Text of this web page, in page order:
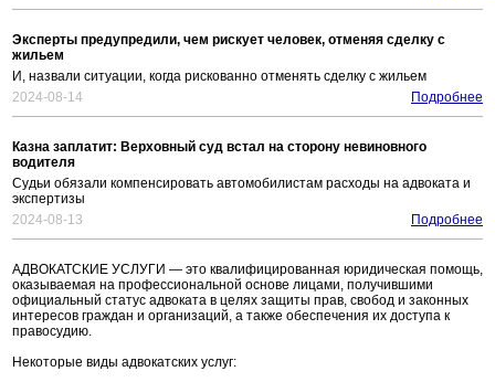
Эксперты предупредили, чем рискует человек, отменяя сделку с
жильем
И, назвали ситуации, когда рискованно отменять сделку с жильем
2024-08-14
Подробнее
Казна заплатит: Верховный суд встал на сторону невиновного
водителя
Судьи обязали компенсировать автомобилистам расходы на адвоката и
экспертизы
2024-08-13
Подробнее
АДВОКАТСКИЕ УСЛУГИ — это квалифицированная юридическая помощь,
оказываемая на профессиональной основе лицами, получившими
официальный статус адвоката в целях защиты прав, свобод и законных
интересов граждан и организаций, а также обеспечения их доступа к
правосудию.
Некоторые виды адвокатских услуг: